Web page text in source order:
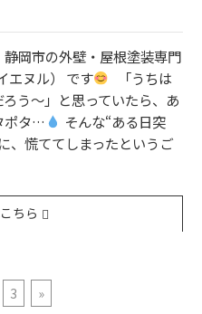
静岡市の外壁・屋根塗装専門
エヌル） です
「うちは
ろう〜」と思っていたら、あ
ポタ…
そんな“ある日突
、慌ててしまったというご
ちら
3 »